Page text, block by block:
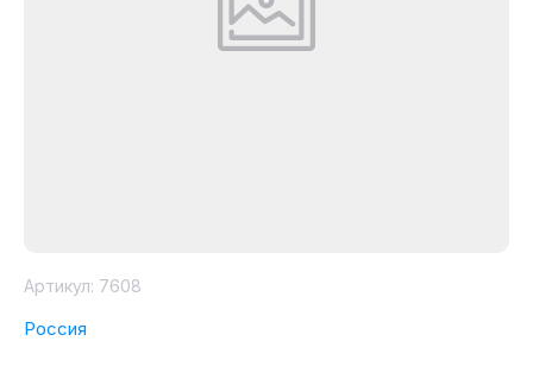
Артикул: 7608
Россия